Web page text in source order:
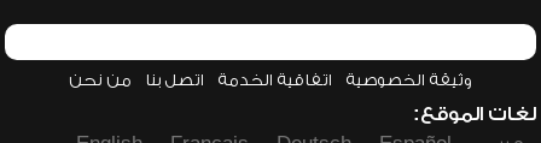
وثيقة الخصوصية اتفاقية الخدمة اتصل بنا من نحن
لغات الموقع: